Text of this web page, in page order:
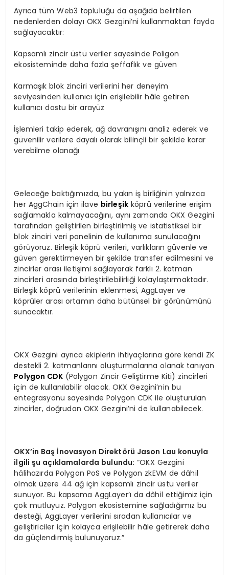
Ayrıca tüm Web3 topluluğu da aşağıda belirtilen
nedenlerden dolayı OKX Gezgini’ni kullanmaktan fayda
sağlayacaktır:
Kapsamlı zincir üstü veriler sayesinde Poligon
ekosisteminde daha fazla şeffaflık ve güven
Karmaşık blok zinciri verilerini her deneyim
seviyesinden kullanıcı için erişilebilir hâle getiren
kullanıcı dostu bir arayüz
İşlemleri takip ederek, ağ davranışını analiz ederek ve
güvenilir verilere dayalı olarak bilinçli bir şekilde karar
verebilme olanağı
Geleceğe baktığımızda, bu yakın iş birliğinin yalnızca
her AggChain için ilave birleşik köprü verilerine erişim
sağlamakla kalmayacağını, aynı zamanda OKX Gezgini
tarafından geliştirilen birleştirilmiş ve istatistiksel bir
blok zinciri veri panelinin de kullanıma sunulacağını
görüyoruz. Birleşik köprü verileri, varlıkların güvenle ve
güven gerektirmeyen bir şekilde transfer edilmesini ve
zincirler arası iletişimi sağlayarak farklı 2. katman
zincirleri arasında birleştirilebilirliği kolaylaştırmaktadır.
Birleşik köprü verilerinin eklenmesi, AggLayer ve
köprüler arası ortamın daha bütünsel bir görünümünü
sunacaktır.
OKX Gezgini ayrıca ekiplerin ihtiyaçlarına göre kendi ZK
destekli 2. katmanlarını oluşturmalarına olanak tanıyan
Polygon CDK (Polygon Zincir Geliştirme Kiti) zincirleri
için de kullanılabilir olacak. OKX Gezgini’nin bu
entegrasyonu sayesinde Polygon CDK ile oluşturulan
zincirler, doğrudan OKX Gezgini’ni de kullanabilecek.
OKX’in Baş İnovasyon Direktörü Jason Lau konuyla
ilgili şu açıklamalarda bulundu: “OKX Gezgini
hâlihazırda Polygon PoS ve Polygon zkEVM de dâhil
olmak üzere 44 ağ için kapsamlı zincir üstü veriler
sunuyor. Bu kapsama AggLayer’ı da dâhil ettiğimiz için
çok mutluyuz. Polygon ekosistemine sağladığımız bu
desteği, AggLayer verilerini sıradan kullanıcılar ve
geliştiriciler için kolayca erişilebilir hâle getirerek daha
da güçlendirmiş bulunuyoruz.”